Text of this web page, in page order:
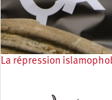
La répression